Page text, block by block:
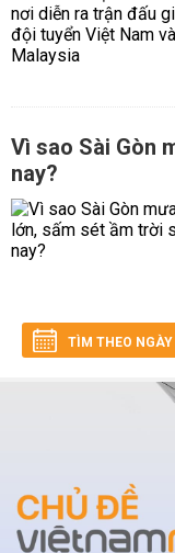
Vì sao Sài Gòn
nay?
TÌM THEO NGÀY